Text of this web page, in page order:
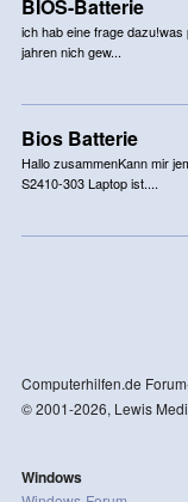
BIOS-Batterie
ich hab eine frage
jahren nich gew...
Bios Batterie
Hallo zusammenKann mir
S2410-303 Laptop ist....
Computerhilfen.de
© 2001-2026, Lewis
Windows